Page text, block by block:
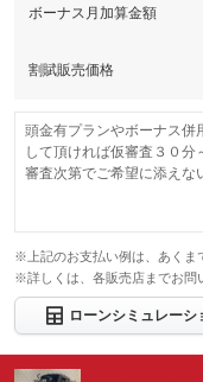
ボーナス月加算金額
割賦販売価格
頭金有プランやボーナス併
して頂ければ仮審査３０
審査次第でご希望に添えな
※上記のお支払い例は、あくま
※詳しくは、各販売店までお問
ローンシミュレーシ